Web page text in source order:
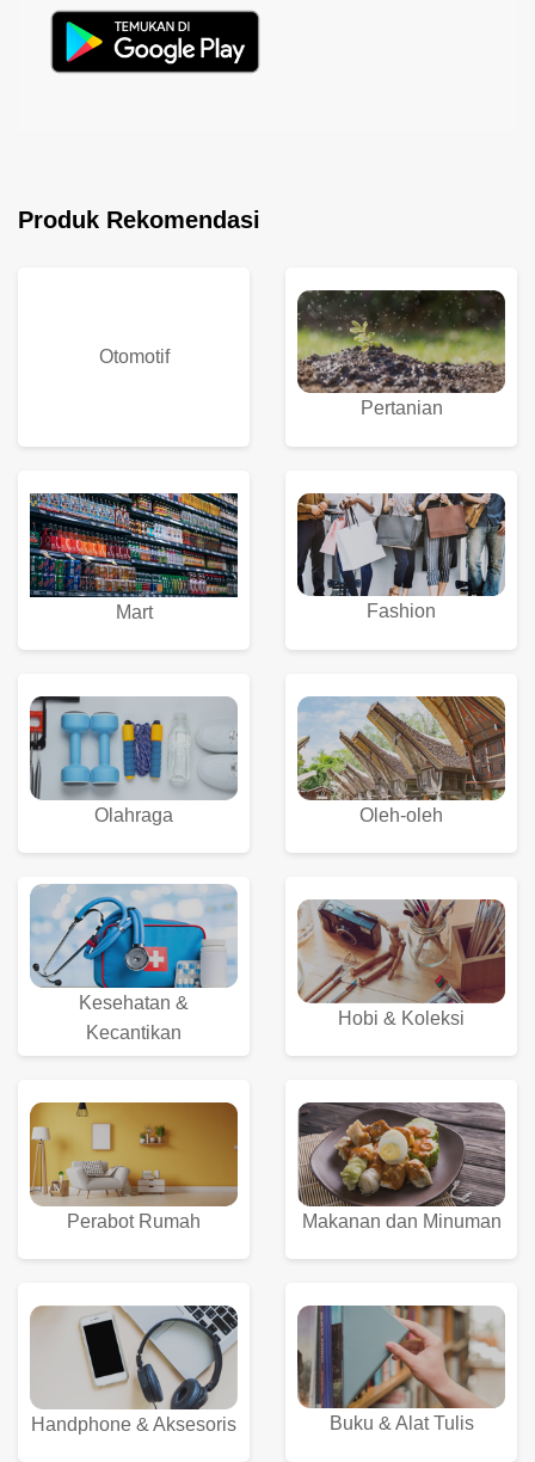
Produk Rekomendasi
Otomotif
Pertanian
Mart Fashion
Olahraga Oleh-oleh
Kesehatan &
Kecantikan
Hobi & Koleksi
Perabot Rumah Makanan dan Minuman
Handphone & Aksesoris Buku & Alat Tulis